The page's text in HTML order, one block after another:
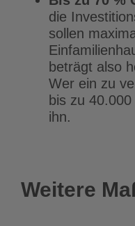
die
sollen
beträgt also
Wer ein zu
bis zu
ihn.
Weitere